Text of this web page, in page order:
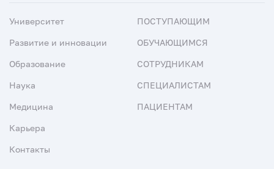
Университет
Развитие и инновации
Образование
Наука
Медицина
Карьера
Контакты
ПОСТУПАЮЩИМ
ОБУЧАЮЩИМСЯ
СОТРУДНИКАМ
СПЕЦИАЛИСТАМ
ПАЦИЕНТАМ